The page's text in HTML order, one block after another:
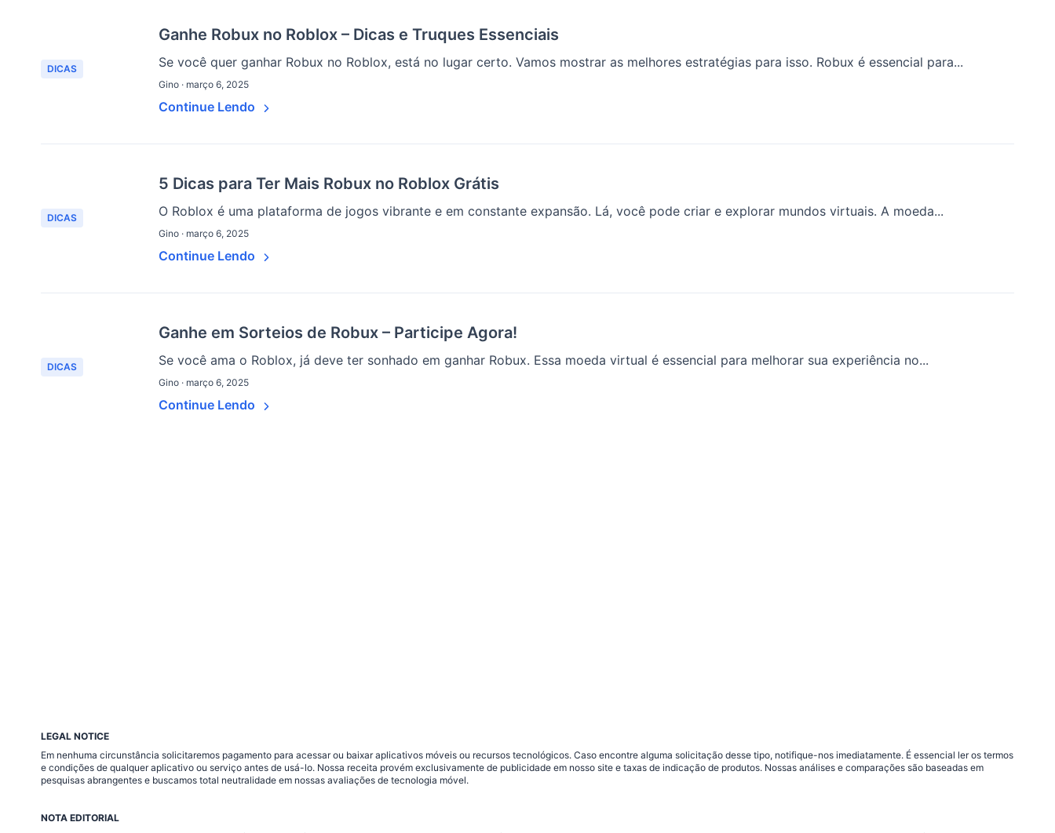
DICAS
Ganhe Robux no Roblox – Dicas e Truques Essenciais
Se você quer ganhar Robux no Roblox, está no lugar certo. Vamos mostrar as melhores estratégias para isso. Robux é essencial para...
Gino · março 6, 2025
Continue Lendo
DICAS
5 Dicas para Ter Mais Robux no Roblox Grátis
O Roblox é uma plataforma de jogos vibrante e em constante expansão. Lá, você pode criar e explorar mundos virtuais. A moeda...
Gino · março 6, 2025
Continue Lendo
DICAS
Ganhe em Sorteios de Robux – Participe Agora!
Se você ama o Roblox, já deve ter sonhado em ganhar Robux. Essa moeda virtual é essencial para melhorar sua experiência no...
Gino · março 6, 2025
Continue Lendo
LEGAL NOTICE
Em nenhuma circunstância solicitaremos pagamento para acessar ou baixar aplicativos móveis ou recursos tecnológicos. Caso encontre alguma solicitação desse tipo, notifique-nos imediatamente. É essencial ler os termos
e condições de qualquer aplicativo ou serviço antes de usá-lo. Nossa receita provém exclusivamente de publicidade em nosso site e taxas de indicação de produtos. Nossas análises e comparações são baseadas em
pesquisas abrangentes e buscamos total neutralidade em nossas avaliações de tecnologia móvel.
NOTA EDITORIAL